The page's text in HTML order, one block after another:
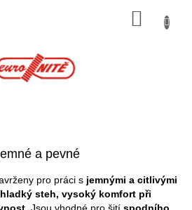
a pevné
pro práci s jemnými a citlivými
hladký steh, vysoký komfort při